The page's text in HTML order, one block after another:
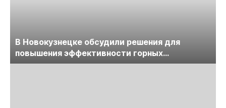
В Новокузнецке обсудили решения для
повышения эффективности горных
предприятий